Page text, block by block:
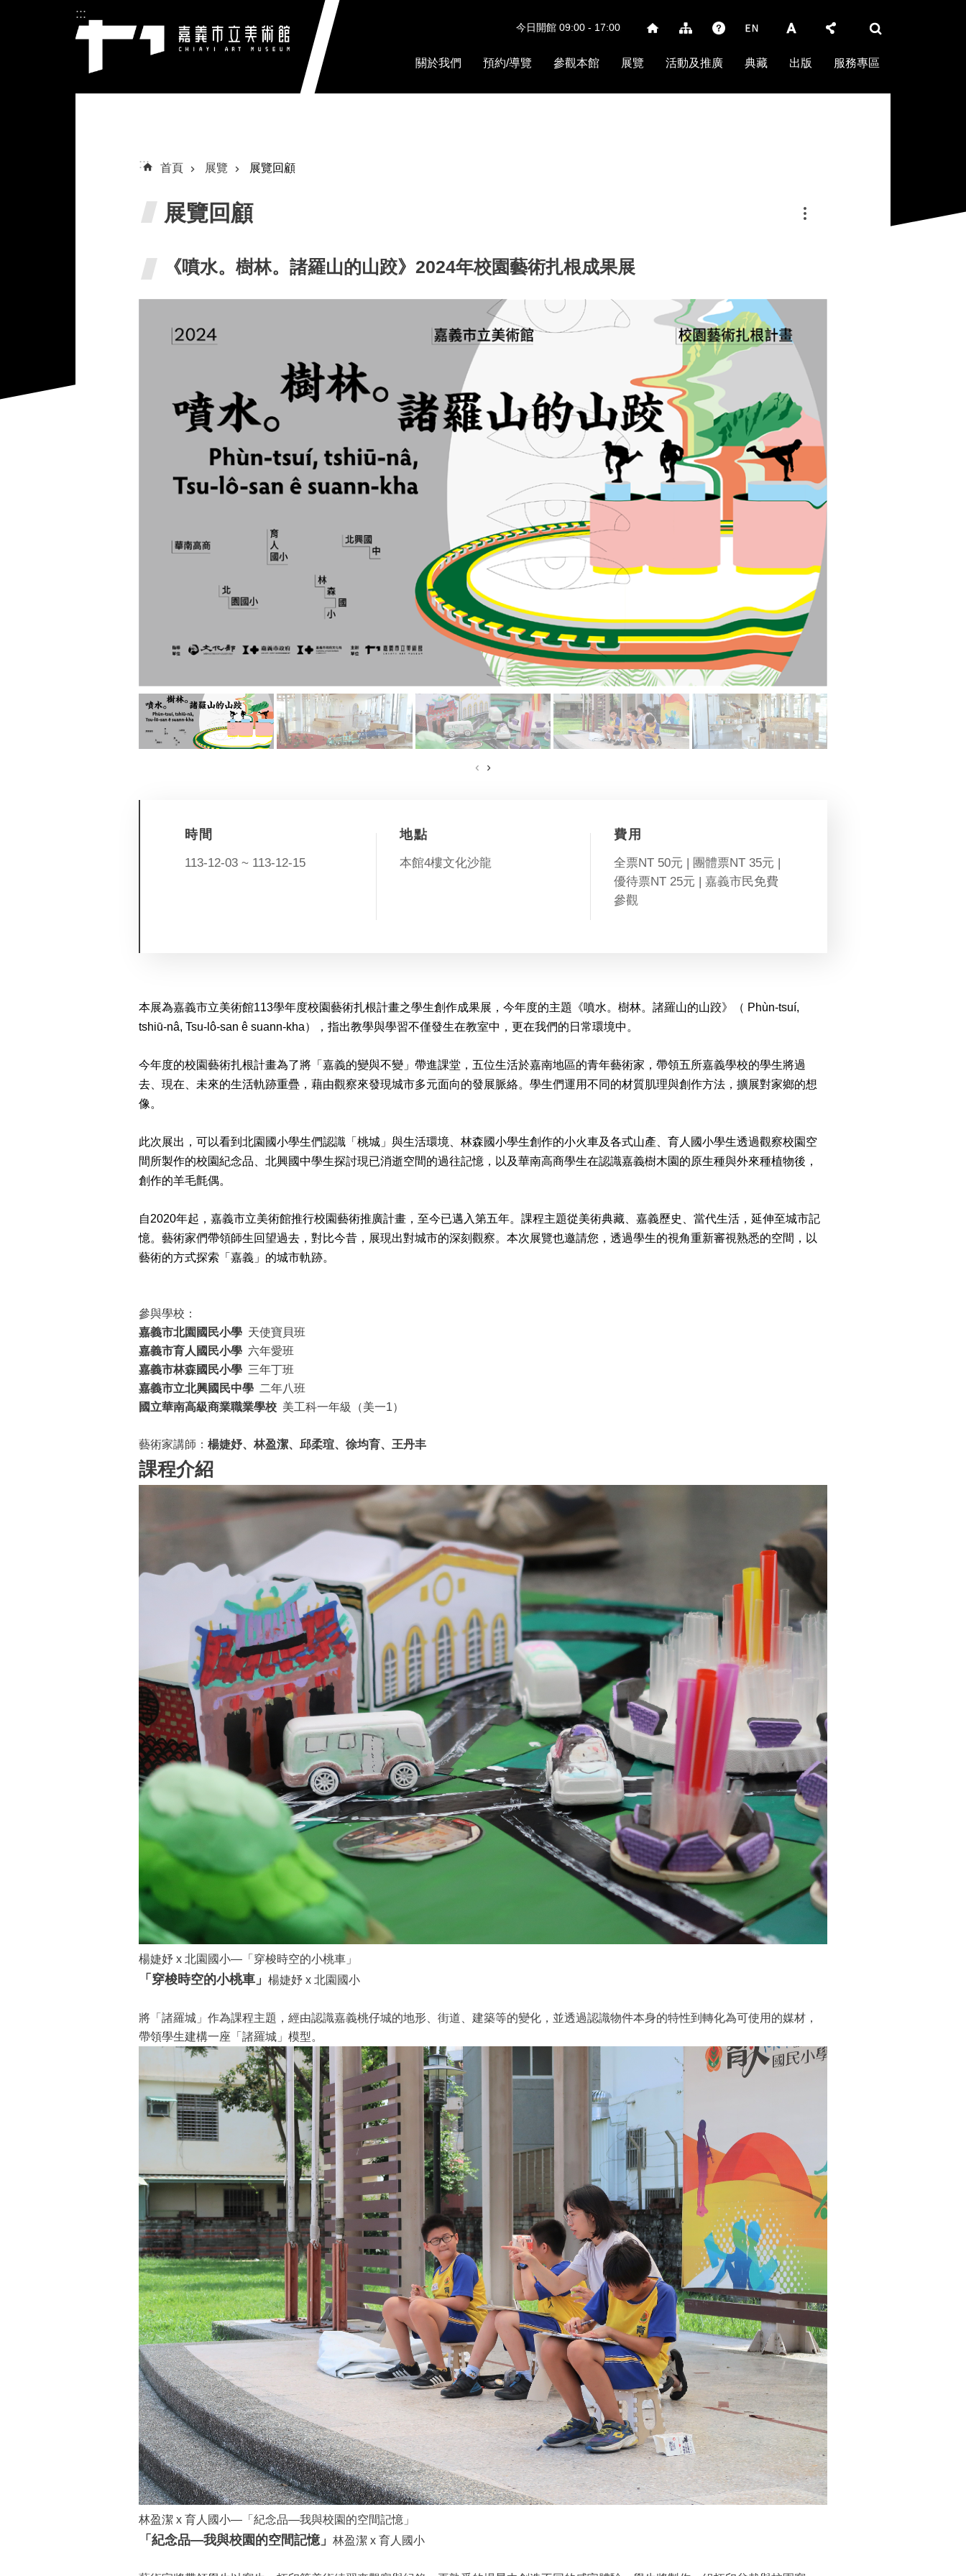
跳到主要內容區塊
:::
今日開館 09:00 - 17:00
關於我們 預約/導覽 參觀本館 展覽 活動及推廣 典藏 出版 服務專區
::: 首頁 展覽 展覽回顧
展覽回顧
《噴水。樹林。諸羅山的山跤》2024年校園藝術扎根成果展
‹ ›
時間
113-12-03 ~ 113-12-15
地點
本館4樓文化沙龍
費用
全票NT 50元 | 團體票NT 35元 |
優待票NT 25元 | 嘉義市民免費
參觀
本展為嘉義市立美術館113學年度校園藝術扎根計畫之學生創作成果展，今年度的主題《噴水。樹林。諸羅山的山跤》（ Phùn-tsuí,
tshiū-nâ, Tsu-lô-san ê suann-kha），指出教學與學習不僅發生在教室中，更在我們的日常環境中。
今年度的校園藝術扎根計畫為了將「嘉義的變與不變」帶進課堂，五位生活於嘉南地區的青年藝術家，帶領五所嘉義學校的學生將過
去、現在、未來的生活軌跡重疊，藉由觀察來發現城市多元面向的發展脈絡。學生們運用不同的材質肌理與創作方法，擴展對家鄉的想
像。
此次展出，可以看到北園國小學生們認識「桃城」與生活環境、林森國小學生創作的小火車及各式山產、育人國小學生透過觀察校園空
間所製作的校園紀念品、北興國中學生探討現已消逝空間的過往記憶，以及華南高商學生在認識嘉義樹木園的原生種與外來種植物後，
創作的羊毛氈偶。
自2020年起，嘉義市立美術館推行校園藝術推廣計畫，至今已邁入第五年。課程主題從美術典藏、嘉義歷史、當代生活，延伸至城市記
憶。藝術家們帶領師生回望過去，對比今昔，展現出對城市的深刻觀察。本次展覽也邀請您，透過學生的視角重新審視熟悉的空間，以
藝術的方式探索「嘉義」的城市軌跡。
參與學校：
嘉義市北園國民小學 天使寶貝班
嘉義市育人國民小學 六年愛班
嘉義市林森國民小學 三年丁班
嘉義市立北興國民中學 二年八班
國立華南高級商業職業學校 美工科一年級（美一1）
藝術家講師： 楊婕妤、林盈潔、邱柔瑄、徐均育、王丹丰
課程介紹
楊婕妤 x 北園國小—「穿梭時空的小桃車」
「穿梭時空的小桃車」 楊婕妤 x 北園國小
將「諸羅城」作為課程主題，經由認識嘉義桃仔城的地形、街道、建築等的變化，並透過認識物件本身的特性到轉化為可使用的媒材，
帶領學生建構一座「諸羅城」模型。
林盈潔 x 育人國小—「紀念品—我與校園的空間記憶」
「紀念品—我與校園的空間記憶」 林盈潔 x 育人國小